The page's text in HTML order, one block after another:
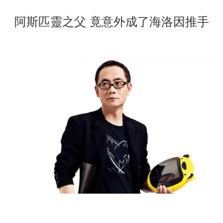
阿斯匹靈之父 竟意外成了海洛因推手